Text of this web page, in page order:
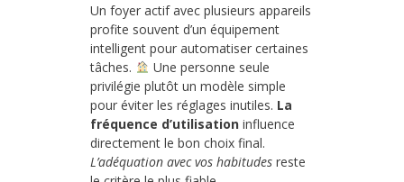
Un foyer actif avec plusieurs appareils
profite souvent d’un équipement
intelligent pour automatiser certaines
tâches.
Une personne seule
privilégie plutôt un modèle simple
pour éviter les réglages inutiles. La
fréquence d’utilisation influence
directement le bon choix final.
L’adéquation avec vos habitudes reste